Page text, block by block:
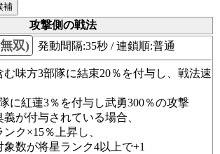
補
攻撃側の戦法
双) 発動間隔:35秒 / 連鎖順:普通
む味方3部隊に結束20％を付与し、戦法速
に紅蓮3％を付与し武勇300％の攻撃
が付与されている場合、
ク×15％上昇し、
数が将星ランク4以上で+1